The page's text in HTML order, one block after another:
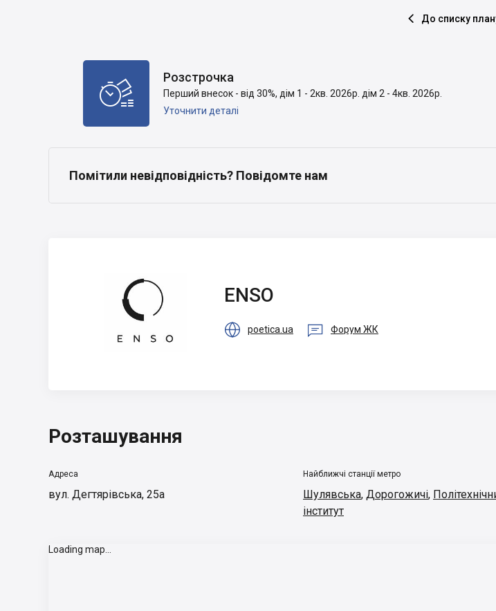
 До списку

Розстрочка
Перший внесок - від 30%, дім 1 - 2кв. 2026р. дім 2 - 4кв. 2026р.
Уточнити деталі
Помітили невідповідність? Повідомте нам
ENSO
 poetica.ua  Форум ЖК
Розташування
Адреса
вул. Дегтярівська, 25а
Найближчі станції метро
Шулявська, Дорогожичі,
інститут
Loading map...